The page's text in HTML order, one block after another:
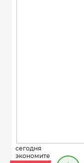
сегодня
экономите